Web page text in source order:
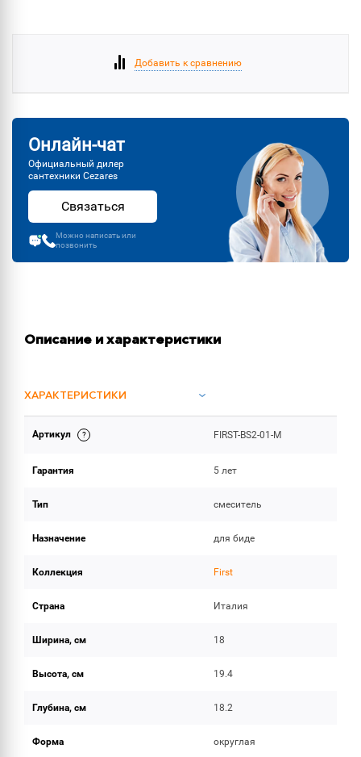
Добавить к сравнению
Онлайн-чат
Официальный дилер
сантехники Cezares
Связаться
Можно написать или
позвонить
Описание и характеристики
ХАРАКТЕРИСТИКИ
ОБЪЕМ ПОСТАВКИ
Артикул FIRST-BS2-01-M
Гарантия 5 лет
Тип смеситель
Назначение для биде
Коллекция First
Страна Италия
Ширина, см 18
Высота, см 19.4
Глубина, см 18.2
Форма округлая